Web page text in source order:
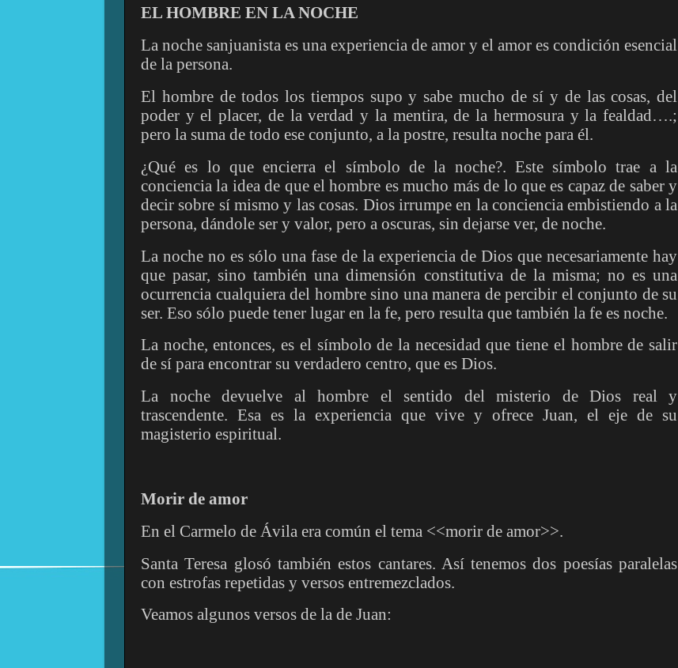
EL HOMBRE EN LA NOCHE
La noche sanjuanista es una experiencia de amor y el amor es condición esencial
de la persona.
El hombre de todos los tiempos supo y sabe mucho de sí y de las cosas, del
poder y el placer, de la verdad y la mentira, de la hermosura y la fealdad….;
pero la suma de todo ese conjunto, a la postre, resulta noche para él.
¿Qué es lo que encierra el símbolo de la noche?. Este símbolo trae a la
conciencia la idea de que el hombre es mucho más de lo que es capaz de saber y
decir sobre sí mismo y las cosas. Dios irrumpe en la conciencia embistiendo a la
persona, dándole ser y valor, pero a oscuras, sin dejarse ver, de noche.
La noche no es sólo una fase de la experiencia de Dios que necesariamente hay
que pasar, sino también una dimensión constitutiva de la misma; no es una
ocurrencia cualquiera del hombre sino una manera de percibir el conjunto de su
ser. Eso sólo puede tener lugar en la fe, pero resulta que también la fe es noche.
La noche, entonces, es el símbolo de la necesidad que tiene el hombre de salir
de sí para encontrar su verdadero centro, que es Dios.
La noche devuelve al hombre el sentido del misterio de Dios real y
trascendente. Esa es la experiencia que vive y ofrece Juan, el eje de su
magisterio espiritual.
Morir de amor
En el Carmelo de Ávila era común el tema <<morir de amor>>.
Santa Teresa glosó también estos cantares. Así tenemos dos poesías paralelas
con estrofas repetidas y versos entremezclados.
Veamos algunos versos de la de Juan: